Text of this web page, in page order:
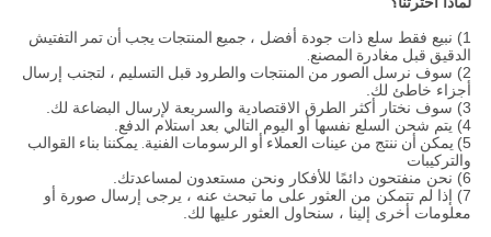
1) نبيع فقط سلع ذات جودة أفضل ،
جميع المنتجات يجب أن تمر التفتيش
الدقيق قبل مغادرة المصنع.
2) سوف نرسل
الصور من المنتجات والطرود قبل التسليم ، لتجنب إرسال
أجزاء خاطئ لك.
3) سوف نختار أكثر الطرق الاقتصادية والسريعة لإرسال البضاعة لك.
4) يتم شحن السلع نفسها أو اليوم التالي بعد استلام الدفع.
5) يمكن أن ننتج من عينات العملاء أو الرسومات الفنية. يمكننا بناء القوالب
والتركيبات
6) نحن منفتحون دائمًا للأفكار ونحن مستعدون لمساعدتك.
7) إذا لم تتمكن من العثور على ما تبحث عنه ، يرجى إرسال صورة أو
معلومات أخرى إلينا ، سنحاول العثور عليها لك.